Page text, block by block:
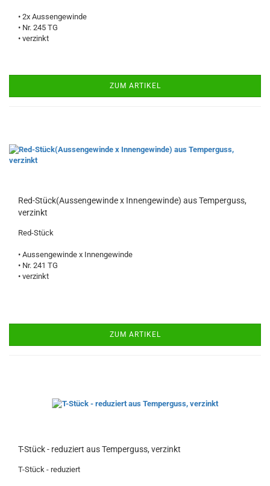
• 2x Aussengewinde
• Nr. 245 TG
• verzinkt
ZUM ARTIKEL
Red-Stück(Aussengewinde x Innengewinde) aus Temperguss,
verzinkt
Red-Stück
• Aussengewinde x Innengewinde
• Nr. 241 TG
• verzinkt
ZUM ARTIKEL
T-Stück - reduziert aus Temperguss, verzinkt
T-Stück - reduziert